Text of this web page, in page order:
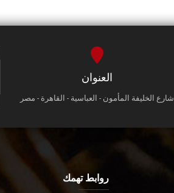
العنوان
شارع الخليفة المأمون - العباسية - القاهرة - مصر
روابط تهمك